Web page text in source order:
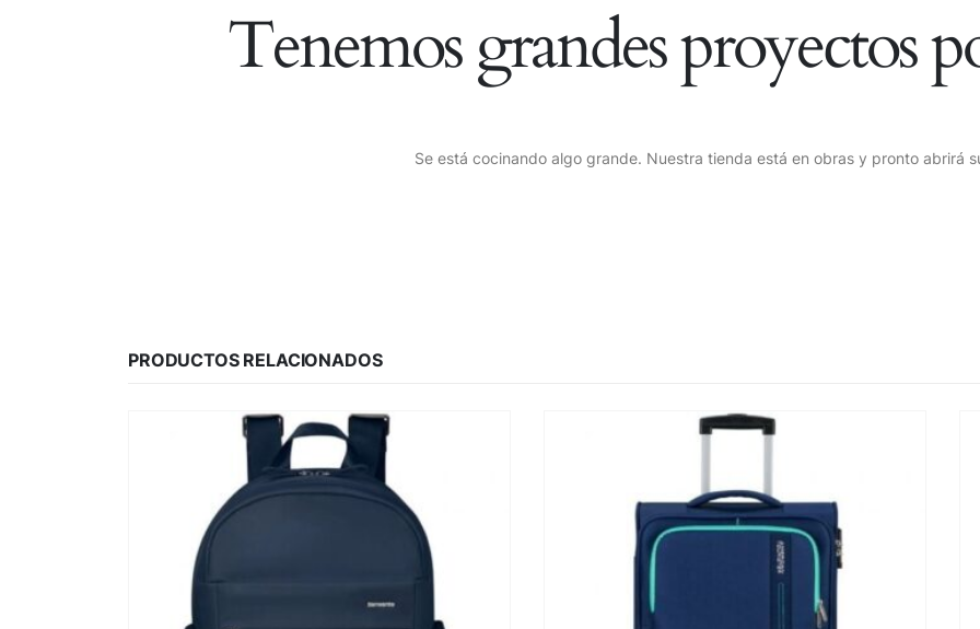
Tenemos grandes proyectos
Se está cocinando algo grande. Nuestra tienda está en obras y pronto abrirá
PRODUCTOS RELACIONADOS